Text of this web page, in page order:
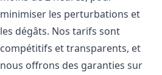
minimiser les perturbations et
les dégâts. Nos tarifs sont
compétitifs et transparents, et
nous offrons des garanties sur